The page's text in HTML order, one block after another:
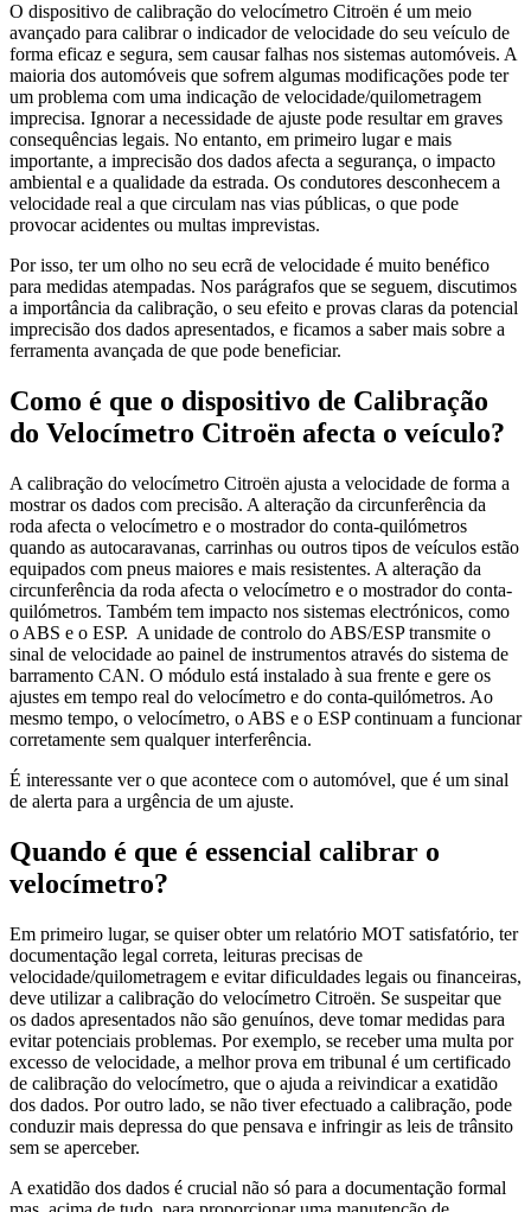
O dispositivo de calibração do velocímetro Citroën é um meio
avançado para calibrar o indicador de velocidade do seu veículo de
forma eficaz e segura, sem causar falhas nos sistemas automóveis. A
maioria dos automóveis que sofrem algumas modificações pode ter
um problema com uma indicação de velocidade/quilometragem
imprecisa. Ignorar a necessidade de ajuste pode resultar em graves
consequências legais. No entanto, em primeiro lugar e mais
importante, a imprecisão dos dados afecta a segurança, o impacto
ambiental e a qualidade da estrada. Os condutores desconhecem a
velocidade real a que circulam nas vias públicas, o que pode
provocar acidentes ou multas imprevistas.
Por isso, ter um olho no seu ecrã de velocidade é muito benéfico
para medidas atempadas. Nos parágrafos que se seguem, discutimos
a importância da calibração, o seu efeito e provas claras da potencial
imprecisão dos dados apresentados, e ficamos a saber mais sobre a
ferramenta avançada de que pode beneficiar.
Como é que o dispositivo de Calibração
do Velocímetro Citroën afecta o veículo?
A calibração do velocímetro Citroën ajusta a velocidade de forma a
mostrar os dados com precisão. A alteração da circunferência da
roda afecta o velocímetro e o mostrador do conta-quilómetros
quando as autocaravanas, carrinhas ou outros tipos de veículos estão
equipados com pneus maiores e mais resistentes. A alteração da
circunferência da roda afecta o velocímetro e o mostrador do conta-
quilómetros. Também tem impacto nos sistemas electrónicos, como
o ABS e o ESP. A unidade de controlo do ABS/ESP transmite o
sinal de velocidade ao painel de instrumentos através do sistema de
barramento CAN. O módulo está instalado à sua frente e gere os
ajustes em tempo real do velocímetro e do conta-quilómetros. Ao
mesmo tempo, o velocímetro, o ABS e o ESP continuam a funcionar
corretamente sem qualquer interferência.
É interessante ver o que acontece com o automóvel, que é um sinal
de alerta para a urgência de um ajuste.
Quando é que é essencial calibrar o
velocímetro?
Em primeiro lugar, se quiser obter um relatório MOT satisfatório, ter
documentação legal correta, leituras precisas de
velocidade/quilometragem e evitar dificuldades legais ou financeiras,
deve utilizar a calibração do velocímetro Citroën. Se suspeitar que
os dados apresentados não são genuínos, deve tomar medidas para
evitar potenciais problemas. Por exemplo, se receber uma multa por
excesso de velocidade, a melhor prova em tribunal é um certificado
de calibração do velocímetro, que o ajuda a reivindicar a exatidão
dos dados. Por outro lado, se não tiver efectuado a calibração, pode
conduzir mais depressa do que pensava e infringir as leis de trânsito
sem se aperceber.
A exatidão dos dados é crucial não só para a documentação formal